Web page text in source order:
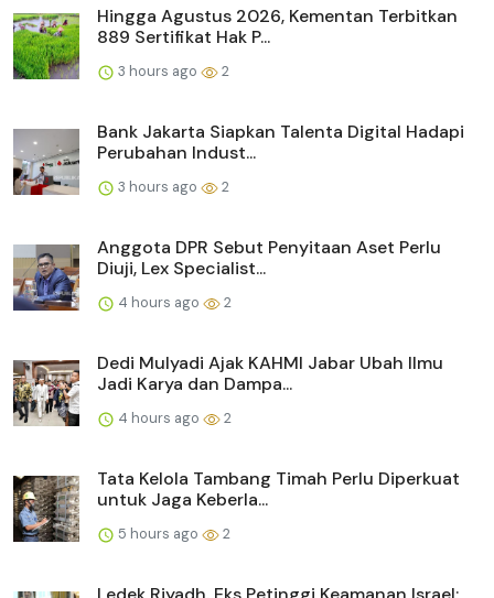
Hingga Agustus 2026, Kementan Terbitkan
889 Sertifikat Hak P...
3 hours ago 2
Bank Jakarta Siapkan Talenta Digital Hadapi
Perubahan Indust...
3 hours ago 2
Anggota DPR Sebut Penyitaan Aset Perlu
Diuji, Lex Specialist...
4 hours ago 2
Dedi Mulyadi Ajak KAHMI Jabar Ubah Ilmu
Jadi Karya dan Dampa...
4 hours ago 2
Tata Kelola Tambang Timah Perlu Diperkuat
untuk Jaga Keberla...
5 hours ago 2